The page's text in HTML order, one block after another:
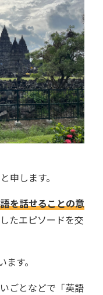
申します。
を話せることの意
たエピソードを交
す。
ごとなどで「英語